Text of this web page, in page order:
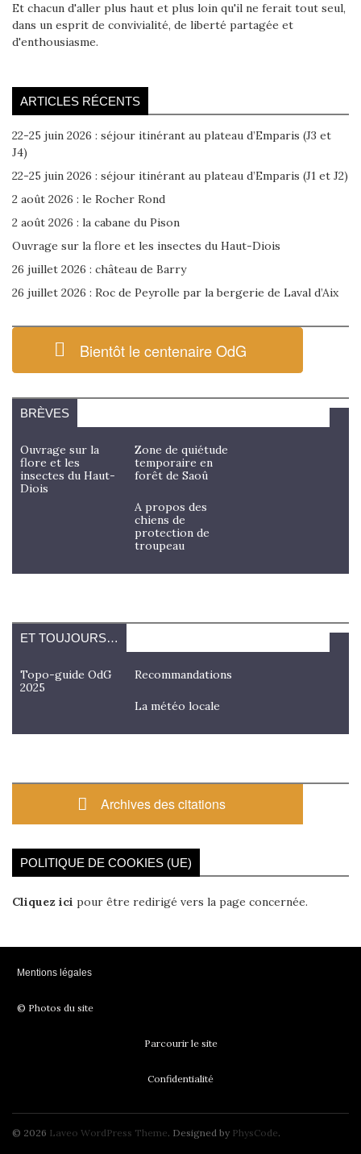
Et chacun d'aller plus haut et plus loin qu'il ne ferait tout seul,
dans un esprit de convivialité, de liberté partagée et
d'enthousiasme.
ARTICLES RÉCENTS
22-25 juin 2026 : séjour itinérant au plateau d’Emparis (J3 et
J4)
22-25 juin 2026 : séjour itinérant au plateau d’Emparis (J1 et J2)
2 août 2026 : le Rocher Rond
2 août 2026 : la cabane du Pison
Ouvrage sur la flore et les insectes du Haut-Diois
26 juillet 2026 : château de Barry
26 juillet 2026 : Roc de Peyrolle par la bergerie de Laval d’Aix
Bientôt le centenaire OdG
BRÈVES
Ouvrage sur la
flore et les
insectes du Haut-
Diois
Zone de quiétude
temporaire en
forêt de Saoû
A propos des
chiens de
protection de
troupeau
ET TOUJOURS…
Topo-guide OdG
2025
Recommandations
La météo locale
Archives des citations
POLITIQUE DE COOKIES (UE)
Cliquez ici pour être redirigé vers la page concernée.
Mentions légales
© Photos du site
Parcourir le site
Confidentialité
© 2026 Laveo WordPress Theme. Designed by PhysCode.